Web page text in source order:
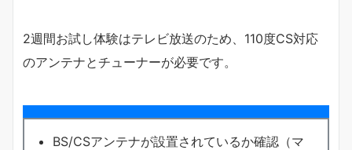
2週間お試し体験はテレビ放送のため、110度CS対応
のアンテナとチューナーが必要です。
BS/CSアンテナが設置されているか確認（マ